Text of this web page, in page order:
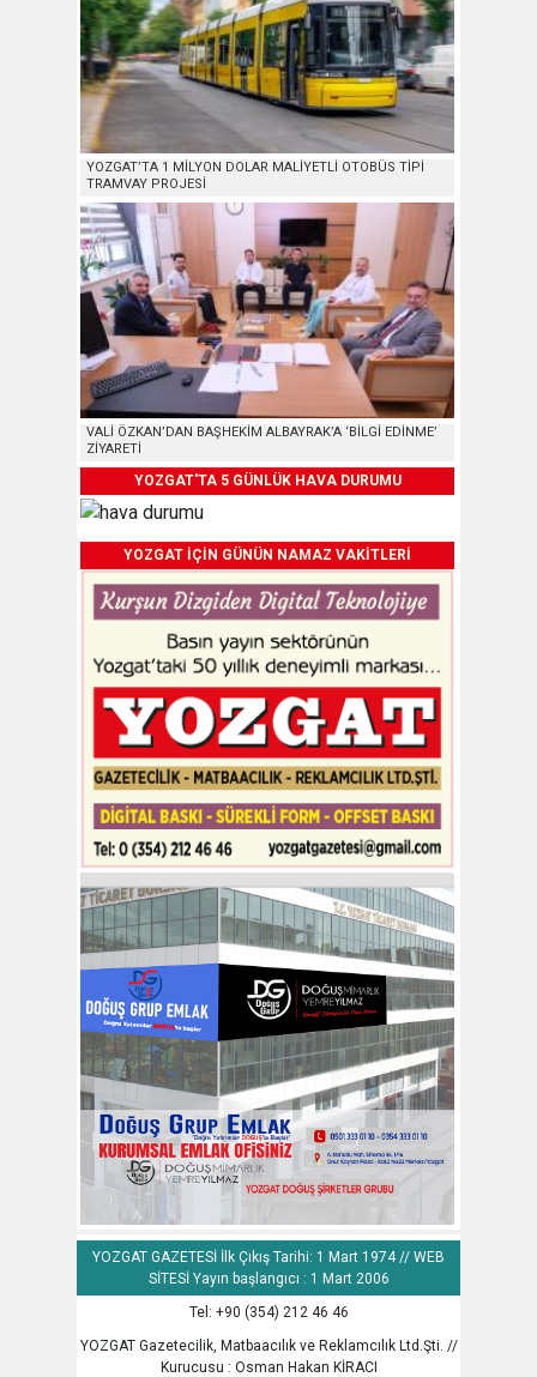
YOZGAT’TA 1 MİLYON DOLAR MALİYETLİ OTOBÜS TİPİ
TRAMVAY PROJESİ
VALİ ÖZKAN’DAN BAŞHEKİM ALBAYRAK’A ‘BİLGİ EDİNME’
ZİYARETİ
YOZGAT'TA 5 GÜNLÜK HAVA DURUMU
YOZGAT İÇİN GÜNÜN NAMAZ VAKİTLERİ
YOZGAT GAZETESİ İlk Çıkış Tarihi: 1 Mart 1974 // WEB
SİTESİ Yayın başlangıcı : 1 Mart 2006
Tel: +90 (354) 212 46 46
YOZGAT Gazetecilik, Matbaacılık ve Reklamcılık Ltd.Şti. //
Kurucusu : Osman Hakan KİRACI